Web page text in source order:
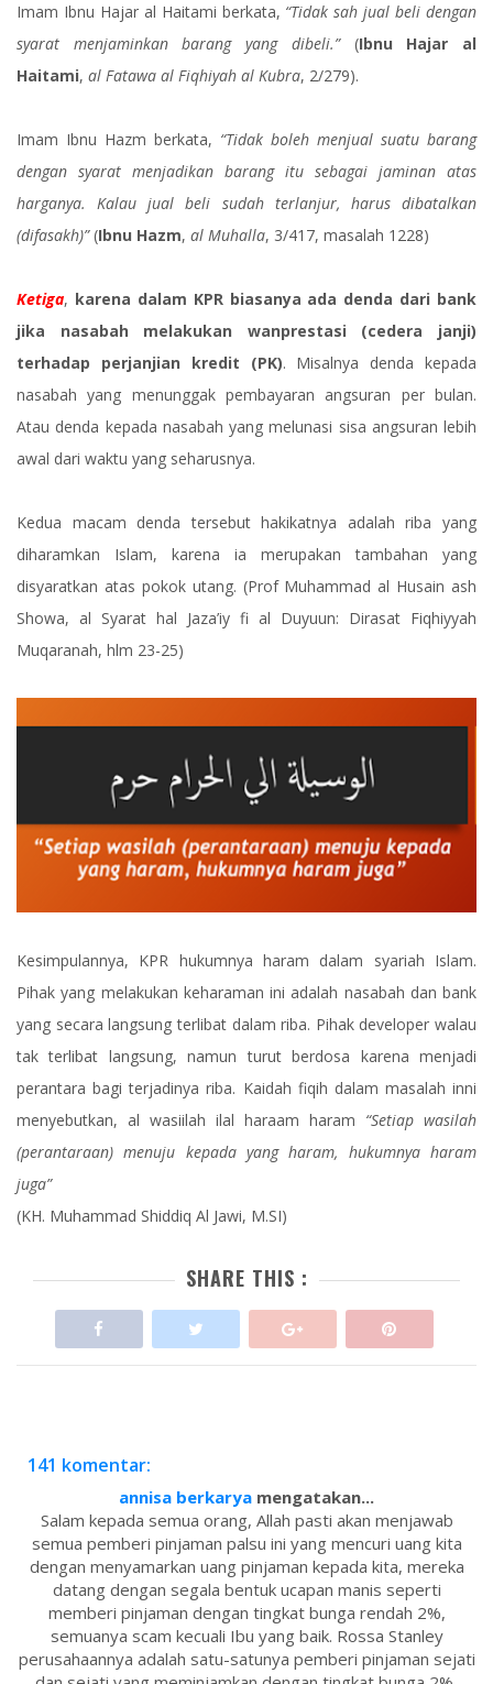
Imam Ibnu Hajar al Haitami berkata, “Tidak sah jual beli dengan
syarat menjaminkan barang yang dibeli.”(Ibnu Hajar al
Haitami, al Fatawa al Fiqhiyah al Kubra, 2/279).
Imam Ibnu Hazm berkata, “Tidak boleh menjual suatu barang
dengan syarat menjadikan barang itu sebagai jaminan atas
harganya. Kalau jual beli sudah terlanjur, harus dibatalkan
(difasakh)”(Ibnu Hazm, al Muhalla, 3/417, masalah 1228)
Ketiga, karena dalam KPR biasanya ada denda dari bank
jika nasabah melakukan wanprestasi (cedera janji)
terhadap perjanjian kredit (PK). Misalnya denda kepada
nasabah yang menunggak pembayaran angsuran per bulan.
Atau denda kepada nasabah yang melunasi sisa angsuran lebih
awal dari waktu yang seharusnya.
Kedua macam denda tersebut hakikatnya adalah riba yang
diharamkan Islam, karena ia merupakan tambahan yang
disyaratkan atas pokok utang. (Prof Muhammad al Husain ash
Showa, al Syarat hal Jaza’iy fi al Duyuun: Dirasat Fiqhiyyah
Muqaranah, hlm 23-25)
Kesimpulannya, KPR hukumnya haram dalam syariah Islam.
Pihak yang melakukan keharaman ini adalah nasabah dan bank
yang secara langsung terlibat dalam riba. Pihak developer walau
tak terlibat langsung, namun turut berdosa karena menjadi
perantara bagi terjadinya riba. Kaidah fiqih dalam masalah inni
menyebutkan, al wasiilah ilal haraam haram “Setiap wasilah
(perantaraan) menuju kepada yang haram, hukumnya haram
juga”
(KH. Muhammad Shiddiq Al Jawi, M.SI)
SHARE THIS :
141 komentar:
annisa berkarya mengatakan...
Salam kepada semua orang, Allah pasti akan menjawab
semua pemberi pinjaman palsu ini yang mencuri uang kita
dengan menyamarkan uang pinjaman kepada kita, mereka
datang dengan segala bentuk ucapan manis seperti
memberi pinjaman dengan tingkat bunga rendah 2%,
semuanya scam kecuali Ibu yang baik. Rossa Stanley
perusahaannya adalah satu-satunya pemberi pinjaman sejati